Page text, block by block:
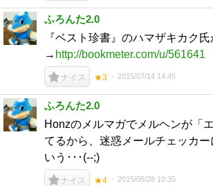
ふろんた2.0
『ベスト珍書』のハマザキカク
→ http://bookmeter.com/u/561641
ナイス ★3 2015/07/14 14:45
ふろんた2.0
Honzのメルマガでメルヘンが「
てるから、迷惑メールチェッカ
いう･･･(--;)
ナイス ★4 2015/05/28 10:35